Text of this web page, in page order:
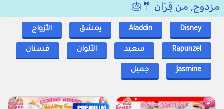
مزدوج, من قِرَان 🤵🎂
Disney
Aladdin يعشق الأزواج
Rapunzel سعيد الألوان فستان
Jasmine جميل